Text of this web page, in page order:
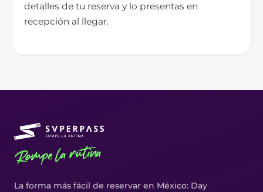
detalles de tu reserva y lo presentas en
recepción al llegar.
Rompe la rutina
La forma más fácil de reservar en México: Day